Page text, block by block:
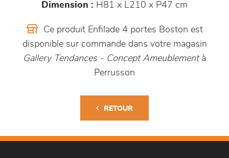
Dimension : H81 x L210 x P47 cm
Ce produit Enfilade 4 portes Boston est
disponible sur commande dans votre magasin
Gallery Tendances - Concept Ameublement à
Perrusson
RETOUR